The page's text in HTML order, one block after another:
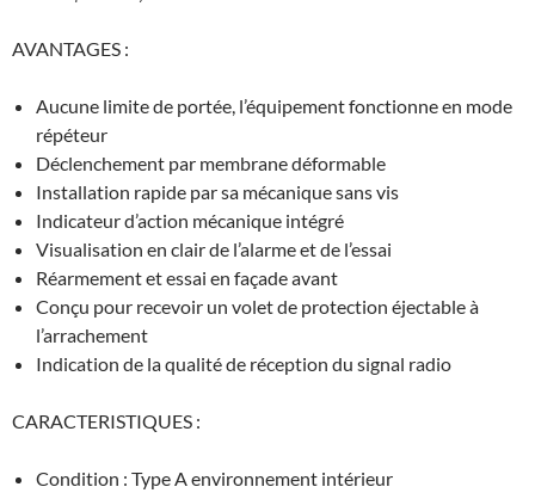
AVANTAGES :
Aucune limite de portée, l’équipement fonctionne en mode
répéteur
Déclenchement par membrane déformable
Installation rapide par sa mécanique sans vis
Indicateur d’action mécanique intégré
Visualisation en clair de l’alarme et de l’essai
Réarmement et essai en façade avant
Conçu pour recevoir un volet de protection éjectable à
l’arrachement
Indication de la qualité de réception du signal radio
CARACTERISTIQUES :
Condition : Type A environnement intérieur